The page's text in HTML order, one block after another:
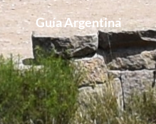
Guía Argentina